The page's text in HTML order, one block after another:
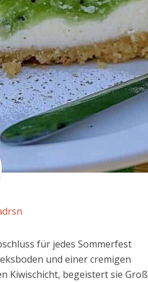
für jedes Sommerfest
und einer cremigen
Kiwischicht, begeistert sie Groß